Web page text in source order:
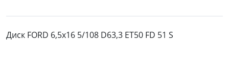
Диск FORD 6,5x16 5/108 D63,3 ET50 FD 51 S